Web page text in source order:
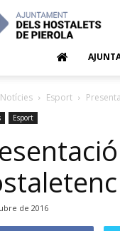
Notícies Esport
Esport
de 2016